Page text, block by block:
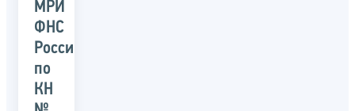
МРИ
ФНС
России
по
КН